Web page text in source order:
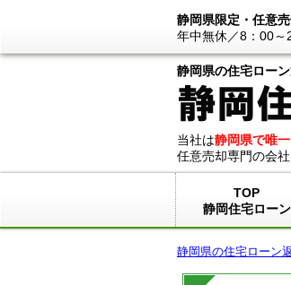
静岡県限定・任意
年中無休／8：00～
静岡県の住宅ロー
当社は静岡県で唯一
任意売却専門の会社
TOP
静岡住宅ローン
静岡県の住宅ローン